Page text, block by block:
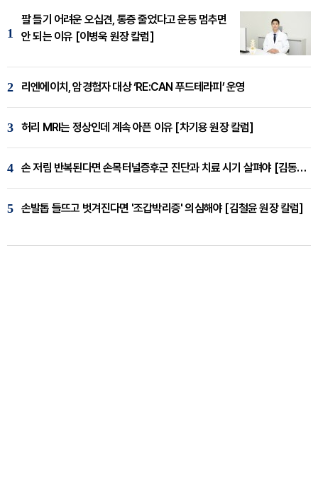
1
팔 들기 어려운 오십견, 통증 줄었다고 운동 멈추면
안 되는 이유 [이병욱 원장 칼럼]
2 리엔에이치, 암경험자 대상 ‘RE:CAN 푸드테라피’ 운영
3 허리 MRI는 정상인데 계속 아픈 이유 [차기용 원장 칼럼]
4 손 저림 반복된다면 손목터널증후군 진단과 치료 시기 살펴야 [김동현 원장 칼럼]
5 손발톱 들뜨고 벗겨진다면 '조갑박리증' 의심해야 [김철윤 원장 칼럼]